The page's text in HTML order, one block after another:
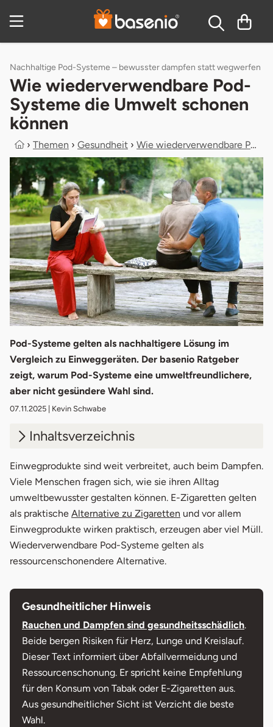
Inhaltsverzeichnis
Nachhaltige Pod-Systeme – bewusster dampfen statt wegwerfen
Wie wiederverwendbare Pod-
Systeme die Umwelt schonen
können
› Themen › Gesundheit › Wie wiederverwendbare Pod-Systeme d...
Pod-Systeme gelten als nachhaltigere Lösung im
Vergleich zu Einweggeräten. Der basenio Ratgeber
zeigt, warum Pod-Systeme eine umweltfreundlichere,
aber nicht gesündere Wahl sind.
07.11.2025 | Kevin Schwabe
Inhaltsverzeichnis
1. Einweggeräte im Alltag
Pod-Systeme als nachhaltigere Wahl
3. Grenzen nachhaltiger Pod-Systeme
4. Fazit: Weniger Abfall, mehr Bewusstsein
Einwegprodukte sind weit verbreitet, auch beim Dampfen.
Viele Menschen fragen sich, wie sie ihren Alltag
umweltbewusster gestalten können. E-Zigaretten gelten
als praktische Alternative zu Zigaretten und vor allem
Einwegprodukte wirken praktisch, erzeugen aber viel Müll.
Wiederverwendbare Pod-Systeme gelten als
ressourcenschonendere Alternative.
Gesundheitlicher Hinweis
Rauchen und Dampfen sind gesundheitsschädlich.
Beide bergen Risiken für Herz, Lunge und Kreislauf.
Dieser Text informiert über Abfallvermeidung und
Ressourcenschonung. Er spricht keine Empfehlung
für den Konsum von Tabak oder E-Zigaretten aus.
Aus gesundheitlicher Sicht ist Verzicht die beste
Wahl.